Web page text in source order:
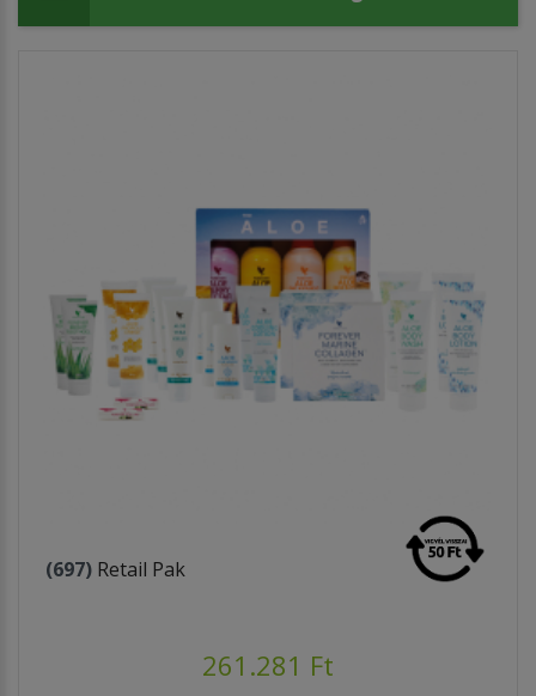
(697) Retail Pak
261.281 Ft